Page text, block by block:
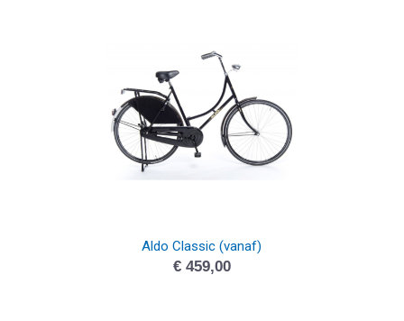
Aldo Classic (vanaf)
€459,00